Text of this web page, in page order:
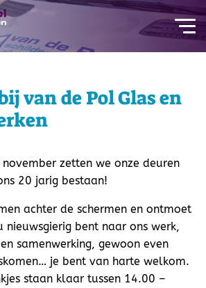
van de Pol Glas en
zetten we onze deuren
20 jarig bestaan!
achter de schermen en ontmoet
nieuwsgierig bent naar ons werk,
samenwerking, gewoon even
je bent van harte welkom.
staan klaar tussen 14.00 –